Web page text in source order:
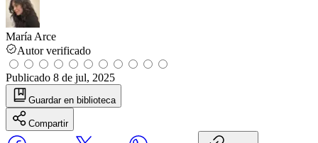
María Arce
Autor verificado
Publicado 8 de jul, 2025
Guardar en biblioteca
Compartir